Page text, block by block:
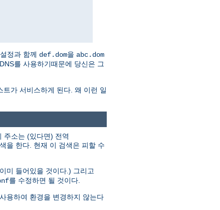
정과 함께 def.dom을 abc.dom
를 사용하기때문에 당신은 그
트가 서비스하게 된다. 왜 이런 일
주소는 (있다면) 전역
을 한다. 현재 이 검색은 피할 수
미 들어있을 것이다.) 그리고
를 수정하면 될 것이다.
용하여 환경을 변경하지 않는다